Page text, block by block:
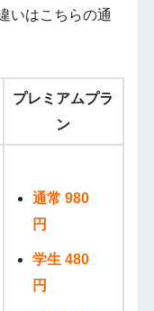
いはこちらの通
プレミアムプラ
ン
通常 980
円
学生 480
円